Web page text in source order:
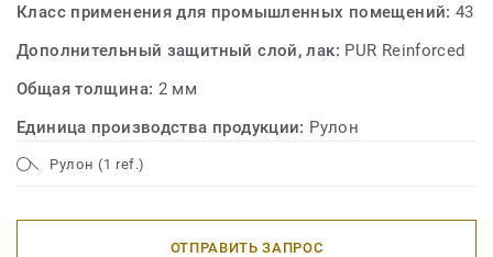
Класс применения для промышленных помещений:43
Дополнительный защитный слой, лак: PUR Reinforced
Общая толщина: 2 мм
Единица производства продукции: Рулон
Рулон (1 ref.)
ОТПРАВИТЬ ЗАПРОС